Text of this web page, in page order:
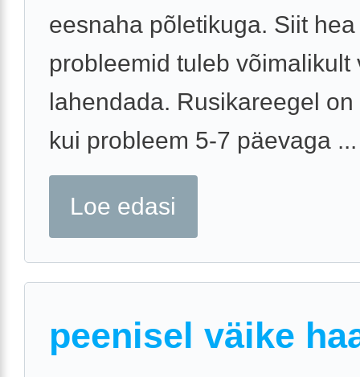
eesnaha põletikuga. Siit
probleemid tuleb võimalikult
lahendada. Rusikareegel on
kui probleem 5-7 päevaga ...
Loe edasi
peenisel väike